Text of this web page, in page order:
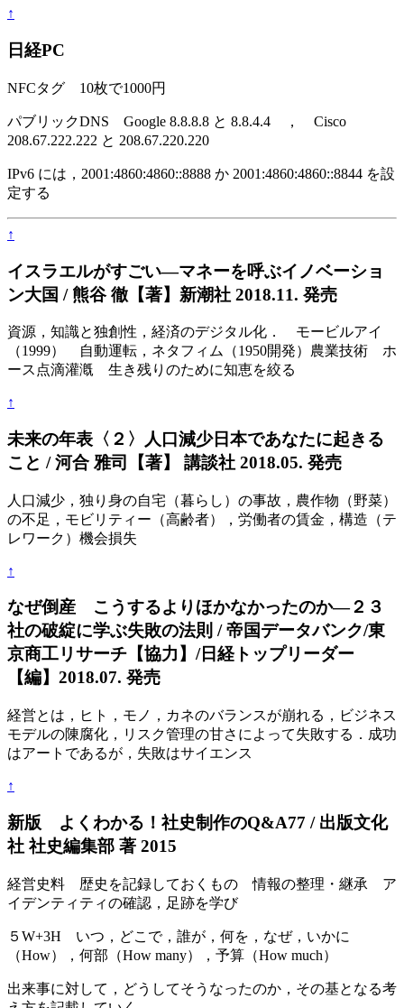
↑
日経PC
NFCタグ 10枚で1000円
パブリックDNS Google 8.8.8.8 と 8.8.4.4 ， Cisco
208.67.222.222 と 208.67.220.220
IPv6 には，2001:4860:4860::8888 か 2001:4860:4860::8844 を設
定する
↑
イスラエルがすごい―マネーを呼ぶイノベーショ
ン大国 / 熊谷 徹【著】新潮社 2018.11. 発売
資源，知識と独創性，経済のデジタル化． モービルアイ
（1999） 自動運転，ネタフィム（1950開発）農業技術 ホ
ース点滴灌漑 生き残りのために知恵を絞る
↑
未来の年表〈２〉人口減少日本であなたに起きる
こと / 河合 雅司【著】 講談社 2018.05. 発売
人口減少，独り身の自宅（暮らし）の事故，農作物（野菜）
の不足，モビリティー（高齢者），労働者の賃金，構造（テ
レワーク）機会損失
↑
なぜ倒産 こうするよりほかなかったのか―２３
社の破綻に学ぶ失敗の法則 / 帝国データバンク/東
京商工リサーチ【協力】/日経トップリーダー
【編】2018.07. 発売
経営とは，ヒト，モノ，カネのバランスが崩れる，ビジネス
モデルの陳腐化，リスク管理の甘さによって失敗する．成功
はアートであるが，失敗はサイエンス
↑
新版 よくわかる！社史制作のQ&A77 / 出版文化
社 社史編集部 著 2015
経営史料 歴史を記録しておくもの 情報の整理・継承 ア
イデンティティの確認，足跡を学び
５W+3H いつ，どこで，誰が，何を，なぜ，いかに
（How），何部（How many），予算（How much）
出来事に対して，どうしてそうなったのか，その基となる考